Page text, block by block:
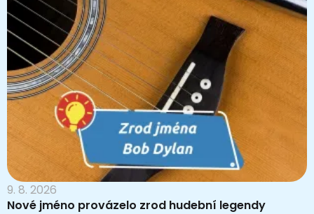
9. 8. 2026
Nové jméno provázelo zrod hudební legendy